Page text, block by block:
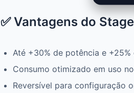
✅ Vantagens do
Até +30% de potência e
Consumo otimizado em uso
Reversível para configuração